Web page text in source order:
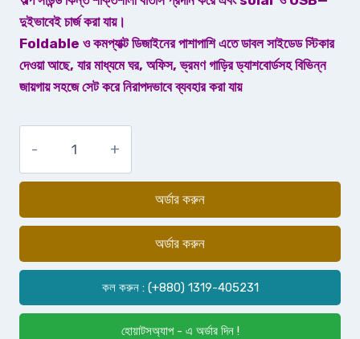
দুইভাবেই চার্জ করা যায়।
Foldable ও কমপ্যাক্ট ডিজাইনের পাশাপাশি এতে ডাবল সাইডেড স্টিকার
দেওয়া আছে, যার মাধ্যমে ঘর, অফিস, ভ্রমণ গাড়ির ড্যাশবোর্ডসহ বিভিন্ন
জায়গায় সহজে সেট করে নিরাপদভাবে ব্যবহার করা যায়
অর্ডার করুন
অর্ডার করুন
কল করুন : (+880) 1319-405231
হোয়াটসঅ্যাপ - এ অর্ডার দিন !